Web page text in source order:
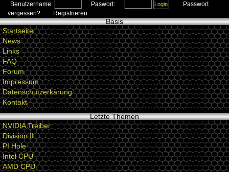
Benutzername: Paswort:
Passwort
vergessen?
Registrieren
Basis
Startseite
News
Links
FAQ
Forum
Impressum
Datenschutzerkärung
Kontakt
Letzte Themen
NVIDIA Treiber
Division II
PI Hole
Intel CPU
AMD CPU